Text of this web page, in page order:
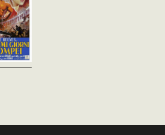
mexicain, un
ambigu
entre deux
volet de la
de Sergio...
En 79 après Jésus-Christ, la
population de Pompei est
terrorisée par des groupes
armés qui se font passer pour
des Chrétiens. Craignant la
colère de...